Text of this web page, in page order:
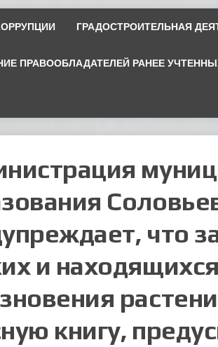
ГРАДОСТРОИТЕЛЬНАЯ
ПРАВООБЛАДАТЕЛЕЙ РАНЕЕ
что
и
книгу,